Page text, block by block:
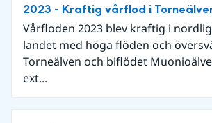
2023 - Kraftig vårflod i
Vårfloden 2023 blev kraftig i
landet med höga flöden och
Torneälven och biflödet
ext...